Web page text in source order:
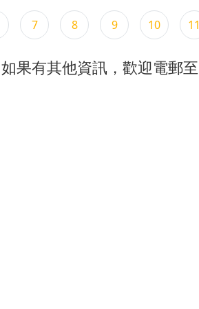
7 8 9 10 11
如果有其他資訊，歡迎電郵至